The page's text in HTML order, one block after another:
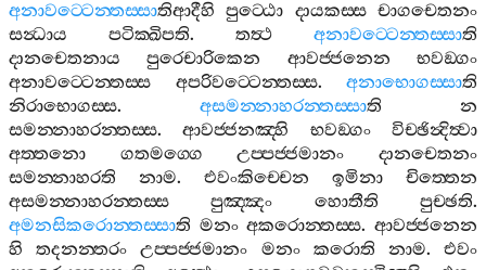
අනාවට‍්ටෙන‍්තස‍්සාතිආදීහි පුට‍්ඨො දායකස‍්ස චාගචෙතනං
සන්‍ධාය
පටික‍්ඛිපති. තත්‍ථ අනාවට‍්ටෙන‍්තස‍්සාති
දානචෙතනාය
පුරෙචාරිකෙන ආවජ‍්ජනෙන
භවඞ‍්ගං
අනාවට‍්ටෙන‍්තස‍්ස
අපරිවට‍්ටෙන‍්තස‍්ස. අනාභොගස‍්සාති
නිරාභොගස‍්ස. අසමන‍්නාහරන‍්තස‍්සාති
න
සමන‍්නාහරන‍්තස‍්ස.ආවජ‍්ජනඤ‍්හි භවඞ‍්ගං
විච‍්ඡින්‍දිත්‍වා
අත‍්තනො
ගතමග‍්ගෙ උප‍්පජ‍්ජමානං
දානචෙතනං
සමන‍්නාහරති
නාම. එවංකිච‍්චෙන ඉමිනා
චිත‍්තෙන
අසමන‍්නාහරන‍්තස‍්ස
පුඤ‍්ඤං හොතීති පුච‍්ඡති.
අමනසිකරොන‍්තස‍්සාති මනං අකරොන‍්තස‍්ස.ආවජ‍්ජනෙන
හි
තදනන‍්තරං උප‍්පජ‍්ජමානං මනං කරොති නාම.එවං